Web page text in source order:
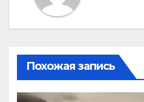
Похожая запись